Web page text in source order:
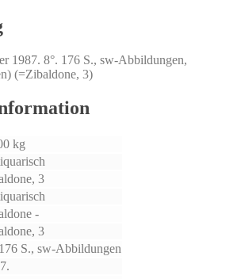
1987. 8°. 176 S., sw-Abbildungen,
(=Zibaldone, 3)
kg
3
-
3
S., sw-Abbildungen